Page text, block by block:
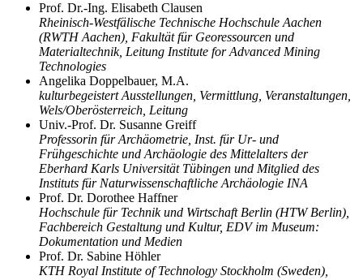
Prof. Dr.-Ing. Elisabeth Clausen
Rheinisch-Westfälische Technische Hochschule Aachen
(RWTH Aachen), Fakultät für Georessourcen und
Materialtechnik, Leitung Institute for Advanced Mining
Technologies
Angelika Doppelbauer, M.A.
kulturbegeistert Ausstellungen, Vermittlung, Veranstaltungen,
Wels/Oberösterreich, Leitung
Univ.-Prof. Dr. Susanne Greiff
Professorin für Archäometrie, Inst. für Ur- und
Frühgeschichte und Archäologie des Mittelalters der
Eberhard Karls Universität Tübingen und Mitglied des
Instituts für Naturwissenschaftliche Archäologie INA
Prof. Dr. Dorothee Haffner
Hochschule für Technik und Wirtschaft Berlin (HTW Berlin),
Fachbereich Gestaltung und Kultur, EDV im Museum:
Dokumentation und Medien
Prof. Dr. Sabine Höhler
KTH Royal Institute of Technology Stockholm (Sweden),